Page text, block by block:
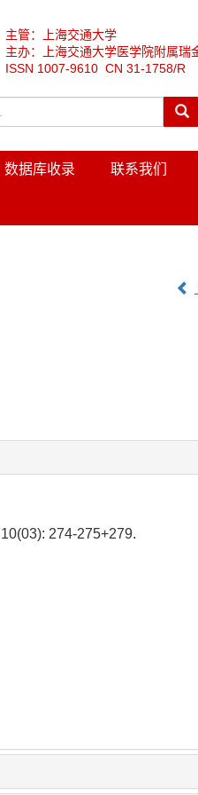
主管：上海交通大学
主办：上海交通大学医学院附属瑞
ISSN 1007-9610 CN 31-1758/R
数据库收录 联系我们
274-275+279.